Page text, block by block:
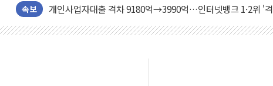
속보
지적 장애 여성 강제 추행·스토킹 혐의 70대…경찰 불구속 입건
코인원, 카카오뱅크와 계좌 제휴 1년 연장 유력
파주 쇼핑백 제조 공장서 화재 4개 동 전소…인명피해 없어